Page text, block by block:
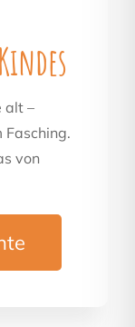
alt –
Fasching.
von